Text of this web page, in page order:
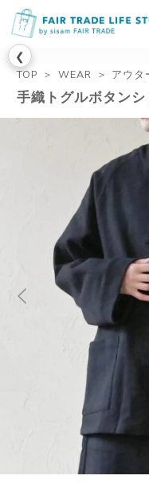
❮
TOP WEAR アウタ
手織トグルボタン